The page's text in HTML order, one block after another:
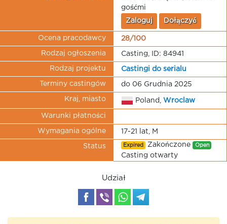
gośćmi
Zaloguj Dołączyć
Ocena pracodawcy 28/100
Rodzaj ogłoszenia Casting, ID: 84941
Rodzaj projektu Castingi do serialu
Terminy castingów do 06 Grudnia 2025
Kraj, miasto Poland, Wroclaw
Warunki płatności
Wymagania ogólne 17-21 lat, M
Status Expired Zakończone Open
Casting otwarty
Udział